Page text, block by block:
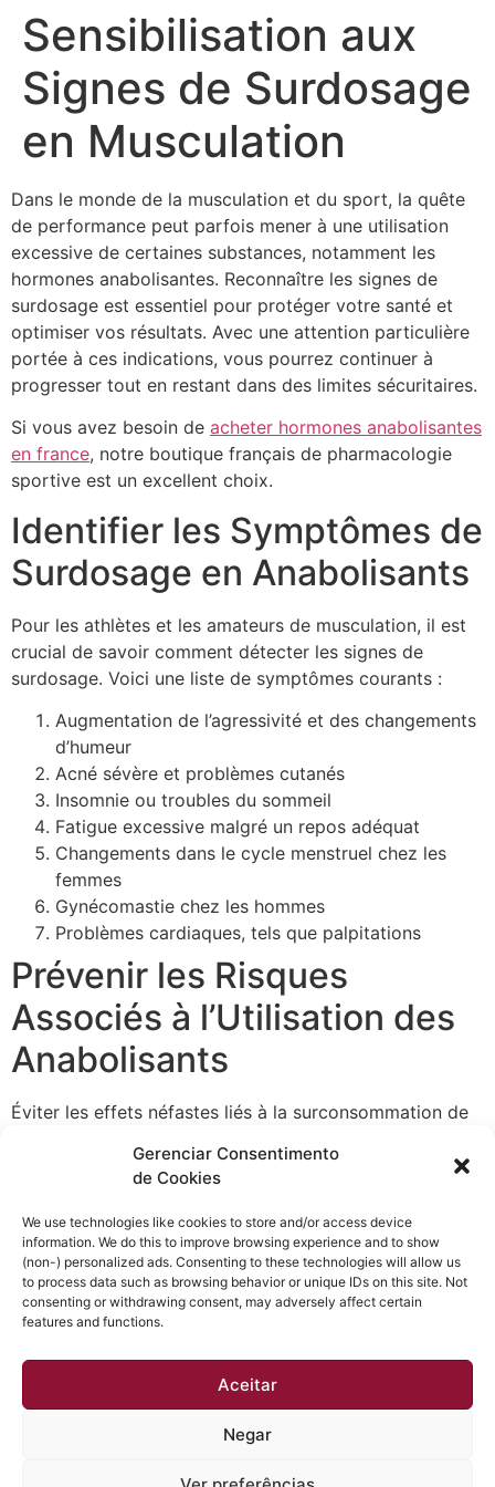
Gerenciar Consentimento
de Cookies
We use technologies like cookies to store and/or access device
information. We do this to improve browsing experience and to show
(non-) personalized ads. Consenting to these technologies will allow us
to process data such as browsing behavior or unique IDs on this site. Not
consenting or withdrawing consent, may adversely affect certain
features and functions.
Aceitar
Negar
Sensibilisation aux
Signes de Surdosage
en Musculation
Dans le monde de la musculation et du sport, la quête
de performance peut parfois mener à une utilisation
excessive de certaines substances, notamment les
hormones anabolisantes. Reconnaître les signes de
surdosage est essentiel pour protéger votre santé et
optimiser vos résultats. Avec une attention particulière
portée à ces indications, vous pourrez continuer à
progresser tout en restant dans des limites sécuritaires.
Si vous avez besoin de acheter hormones anabolisantes
en france, notre boutique français de pharmacologie
sportive est un excellent choix.
Identifier les Symptômes de
Surdosage en Anabolisants
Pour les athlètes et les amateurs de musculation, il est
crucial de savoir comment détecter les signes de
surdosage. Voici une liste de symptômes courants :
Augmentation de l’agressivité et des changements
d’humeur
Acné sévère et problèmes cutanés
Insomnie ou troubles du sommeil
Fatigue excessive malgré un repos adéquat
Changements dans le cycle menstruel chez les
femmes
Gynécomastie chez les hommes
Problèmes cardiaques, tels que palpitations
Prévenir les Risques
Associés à l’Utilisation des
Anabolisants
Éviter les effets néfastes liés à la surconsommation de
réfléchie et responsable. L’éducation sur les doses
appropriées et une bonne connaissance de son propre
corps sont des étapes essentielles à suivre. De plus, une
consultation avec un professionnel de santé avant de
commencer un cycle d’anabolisants est fortement
conseillée afin d’établir un plan adapté à vos objectifs
sportifs.
Obtenha a melhor qualidade acústica e térmica em sua
casa. Esquadrias instaladas em até 30 dias e sem dor